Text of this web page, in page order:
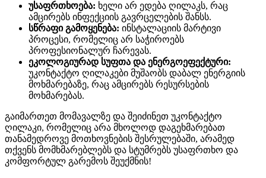
უსაფრთხოება: ხელი არ ედება ღილაკს, რაც
ამცირებს ინფექციის გავრცელების შანსს.
სწრაფი გამოყენება: ინსტალაციის მარტივი
პროცესი, რომელიც არ საჭიროებს
პროფესიონალურ ჩარევას.
ეკოლოგიურად სუფთა და ენერგოეფექტური:
უკონტაქტო ღილაკები მუშაობს დაბალ ენერგიის
მოხმარებაზე, რაც ამცირებს რესურსების
მოხმარებას.
გაიმართეთ მომავალზე და შეიძინეთ უკონტაქტო
ღილაკი, რომელიც არა მხოლოდ დაგეხმარებათ
თანამედროვე მოთხოვნების შესრულებაში, არამედ
თქვენს მომხმარებლებს და სტუმრებს უსაფრთხო და
კომფორტულ გარემოს შეუქმნის!